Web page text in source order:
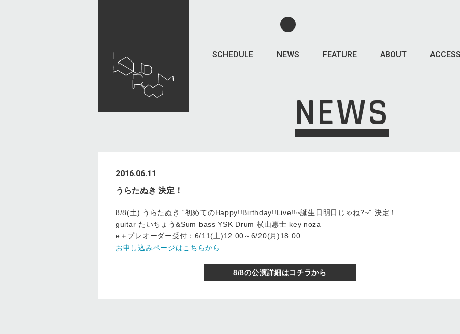
SCHEDULE NEWS FEATURE ABOUT ACCESS
NEWS
2016.06.11
うらたぬき 決定！
8/8(土) うらたぬき “初めてのHappy!!Birthday!!Live!!~誕生日明日じゃね?~” 決定！
guitar たいちょう&Sum bass YSK Drum 横山惠士 key noza
e＋プレオーダー受付：6/11(土)12:00～6/20(月)18:00
お申し込みページはこちらから
8/8の公演詳細はコチラから